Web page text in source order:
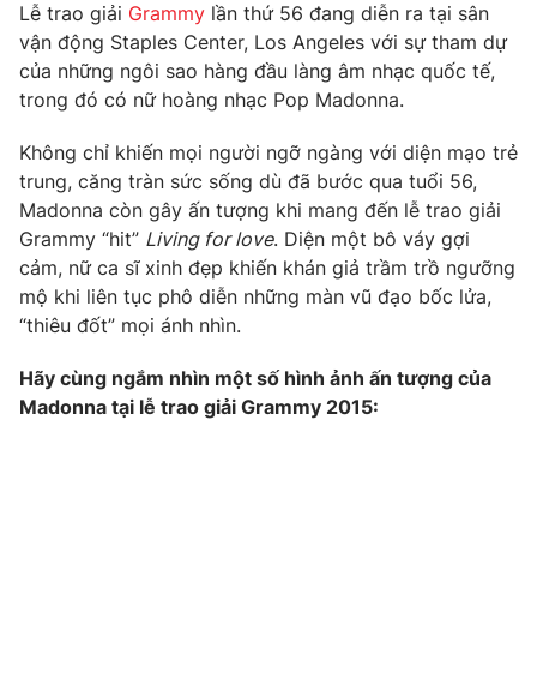
Câu chuyện quốc tế
Tài chính
Thị trường
Góc doanh nghiệp
Dữ liệu và đời sống
Truyền hình
Phim VTV
Hậu trường
Nhân vật
Khán giả
Giải trí
Điện ảnh
Âm nhạc
Sao
Đời sống
Du lịch
Chất lượng cuộc sống
Giáo dục
Tuyển sinh
Học trực tuyến
Công nghệ
Lễ trao giải Grammy lần thứ 56 đang diễn ra tại sân
vận động Staples Center, Los Angeles với sự tham dự
của những ngôi sao hàng đầu làng âm nhạc quốc tế,
trong đó có nữ hoàng nhạc Pop Madonna.
Không chỉ khiến mọi người ngỡ ngàng với diện mạo trẻ
trung, căng tràn sức sống dù đã bước qua tuổi 56,
Madonna còn gây ấn tượng khi mang đến lễ trao giải
Grammy “hit” Living for love. Diện một bô váy gợi
cảm, nữ ca sĩ xinh đẹp khiến khán giả trầm trồ ngưỡng
mộ khi liên tục phô diễn những màn vũ đạo bốc lửa,
“thiêu đốt” mọi ánh nhìn.
Hãy cùng ngắm nhìn một số hình ảnh ấn tượng của
Madonna tại lễ trao giải Grammy 2015: